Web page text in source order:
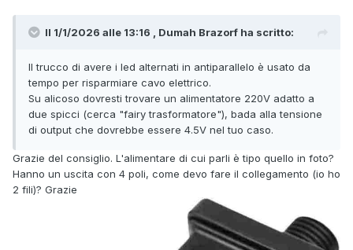
Il 1/1/2026 alle 13:16 , Dumah Brazorf ha scritto:
Il trucco di avere i led alternati in antiparallelo è usato da
tempo per risparmiare cavo elettrico.
Su alicoso dovresti trovare un alimentatore 220V adatto a
due spicci (cerca "fairy trasformatore"), bada alla tensione
di output che dovrebbe essere 4.5V nel tuo caso.
Grazie del consiglio. L'alimentare di cui parli è tipo quello in foto?
Hanno un uscita con 4 poli, come devo fare il collegamento (io ho
2 fili)? Grazie